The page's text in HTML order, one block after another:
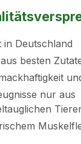
in Deutschland
besten
nur aus